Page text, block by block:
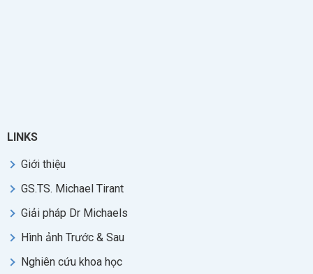
LINKS
Giới thiệu
GS.TS. Michael Tirant
Giải pháp Dr Michaels
Hình ảnh Trước & Sau
Nghiên cứu khoa học